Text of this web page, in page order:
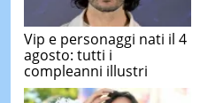
Vip e personaggi nati il 4
agosto: tutti i
compleanni illustri